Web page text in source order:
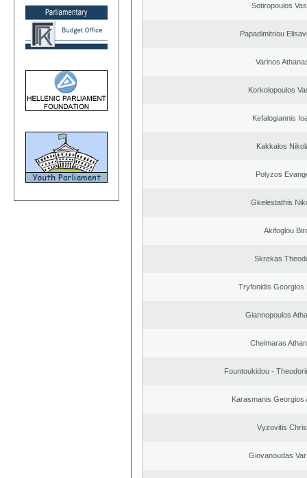
Sotiropoulos
Papadimitriou
Varinos
Korkolopoulos
Kefalogiannis
Kakkalos
Polyzos
Gkelestathis
Akifoglou
Skrekas
Tryfonidis Georgios
Giannopoulos
Cheimaras
Fountoukidou -
Karasmanis Georgios
Vyzovitis
Giovanoudas